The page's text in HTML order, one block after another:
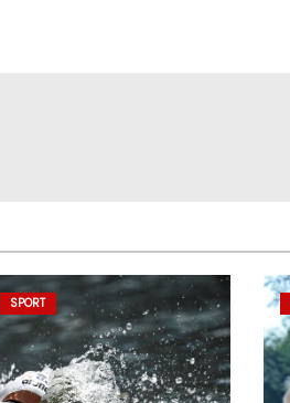
SPORT